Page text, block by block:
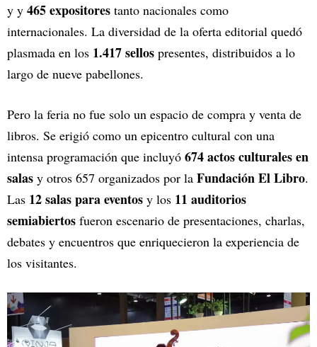
y y 465 expositores tanto nacionales como
internacionales. La diversidad de la oferta editorial quedó
plasmada en los 1.417 sellos presentes, distribuidos a lo
largo de nueve pabellones.
Pero la feria no fue solo un espacio de compra y venta de
libros. Se erigió como un epicentro cultural con una
intensa programación que incluyó 674 actos culturales en
salas y otros 657 organizados por la Fundación El Libro.
Las 12 salas para eventos y los 11 auditorios
semiabiertos fueron escenario de presentaciones, charlas,
debates y encuentros que enriquecieron la experiencia de
los visitantes.